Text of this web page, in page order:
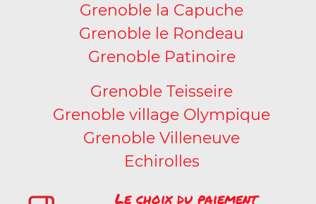
Grenoble la Capuche
Grenoble le Rondeau
Grenoble Patinoire
Grenoble Teisseire
Grenoble village Olympique
Grenoble Villeneuve
Echirolles
Le choix du paiement